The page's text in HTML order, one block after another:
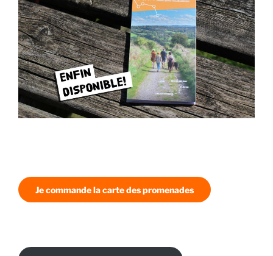
Je commande la carte des promenades